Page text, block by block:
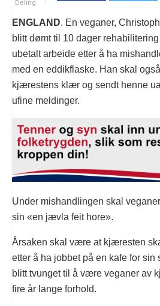
Deling
ENGLAND. En veganer,
blitt dømt til 10 dager
ubetalt arbeide etter å ha
med en eddikflaske. Han skal
kjærestens klær og sendt henne
ufine meldinger.
Under mishandlingen skal
sin «en jævla feit hore».
Årsaken skal være at kjæresten
etter å ha jobbet på en kafe for sin
blitt tvunget til å være veganer av
fire år lange forhold.